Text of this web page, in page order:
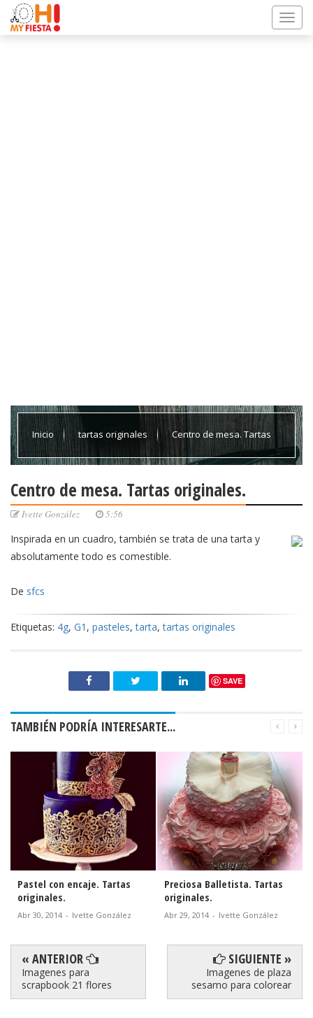
Inicio tartas originales Centro de mesa. Tartas
Centro de mesa. Tartas originales.
Ivette González 5:56
Inspirada en un cuadro, también se trata de una tarta y
absolutamente todo es comestible.
De sfcs
Etiquetas: 4g, G1 , pasteles,tarta,tartas originales
SAVE
TAMBIÉN PODRÍA INTERESARTE...
Pastel con encaje. Tartas
originales.
Abr 30, 2014 - Ivette González
Preciosa Balletista. Tartas
originales.
Abr 29, 2014 - Ivette González
« ANTERIOR
Imagenes para
scrapbook 21 flores
SIGUIENTE »
Imagenes de plaza
sesamo para colorear